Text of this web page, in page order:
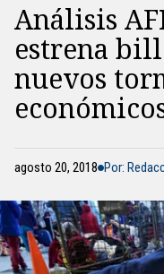
Análisis
estrena
nuevos
agosto 20, 2018 Por: